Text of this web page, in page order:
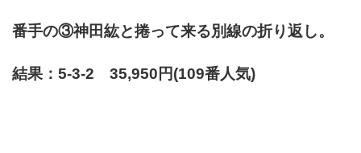
番手の③神田紘と捲って来る別線の折り返し。
結果：5-3-2 35,950円(109番人気)